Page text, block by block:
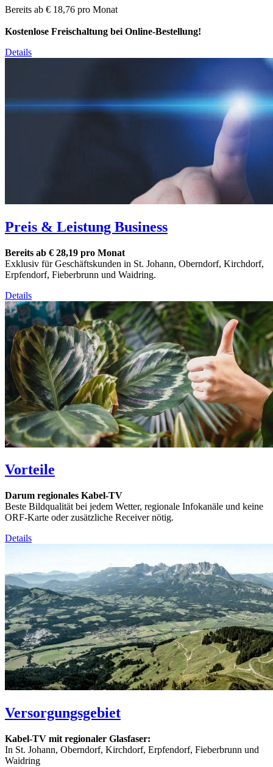
Bereits ab € 18,76 pro Monat
Kostenlose Freischaltung bei Online-Bestellung!
Details
Preis & Leistung Business
Bereits ab € 28,19 pro Monat
Exklusiv für Geschäftskunden in St. Johann, Oberndorf, Kirchdorf,
Erpfendorf, Fieberbrunn und Waidring.
Details
Vorteile
Darum regionales Kabel-TV
Beste Bildqualität bei jedem Wetter, regionale Infokanäle und keine
ORF-Karte oder zusätzliche Receiver nötig.
Details
Versorgungsgebiet
Kabel-TV mit regionaler Glasfaser:
In St. Johann, Oberndorf, Kirchdorf, Erpfendorf, Fieberbrunn und
Waidring